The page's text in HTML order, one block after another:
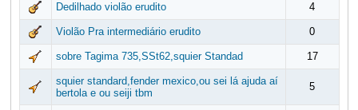
Dedilhado violão erudito 4
Violão Pra intermediário erudito 0
sobre Tagima 735,SSt62,squier Standad 17
squier standard,fender mexico,ou sei lá ajuda aí
bertola e ou seiji tbm
5